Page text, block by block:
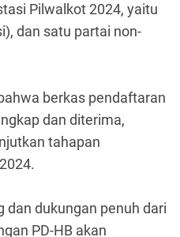
Pilwalkot 2024, yaitu
dan satu partai non-
berkas pendaftaran
dan diterima,
tahapan
dan dukungan penuh dari
PD-HB akan